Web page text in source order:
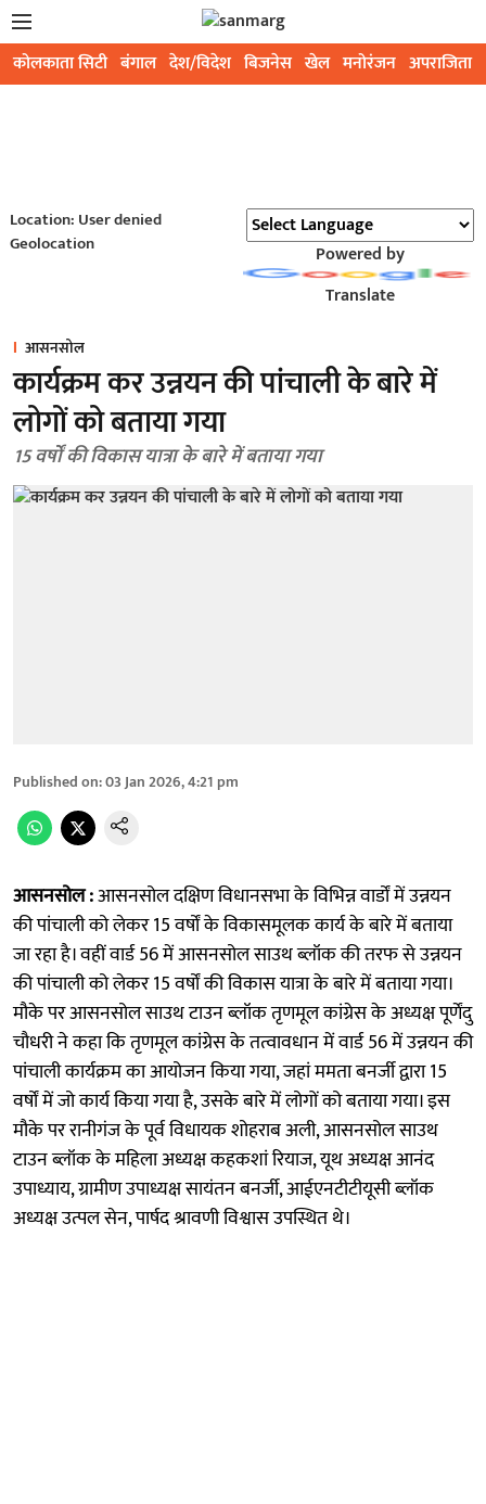
कोलकाता सिटी बंगाल देश/विदेश बिजनेस खेल मनोरंजन अपराजिता
Location: User denied
Geolocation
Powered by
Translate
आसनसोल
कार्यक्रम कर उन्नयन की पांचाली के बारे में
लोगों को बताया गया
15 वर्षों की विकास यात्रा के बारे में बताया गया
Published on:03 Jan 2026, 4:21 pm
आसनसोल :आसनसोल दक्षिण विधानसभा के विभिन्न वार्डों में उन्नयन
की पांचाली को लेकर 15 वर्षों के विकासमूलक कार्य के बारे में बताया
जा रहा है। वहीं वार्ड 56 में आसनसोल साउथ ब्लॉक की तरफ से उन्नयन
की पांचाली को लेकर 15 वर्षों की विकास यात्रा के बारे में बताया गया।
मौके पर आसनसोल साउथ टाउन ब्लॉक तृणमूल कांग्रेस के अध्यक्ष पूर्णेंदु
चौधरी ने कहा कि तृणमूल कांग्रेस के तत्वावधान में वार्ड 56 में उन्नयन की
पांचाली कार्यक्रम का आयोजन किया गया, जहां ममता बनर्जी द्वारा 15
वर्षों में जो कार्य किया गया है, उसके बारे में लोगों को बताया गया। इस
मौके पर रानीगंज के पूर्व विधायक शोहराब अली, आसनसोल साउथ
टाउन ब्लॉक के महिला अध्यक्ष कहकशां रियाज, यूथ अध्यक्ष आनंद
उपाध्याय, ग्रामीण उपाध्यक्ष सायंतन बनर्जी, आईएनटीटीयूसी ब्लॉक
अध्यक्ष उत्पल सेन, पार्षद श्रावणी विश्वास उपस्थित थे।